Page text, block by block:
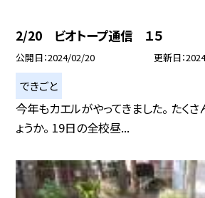
2/20 ビオトープ通信 １５
公開日 2024/02/20 更新日
できごと
今年もカエルがやってきました。 たく
ょうか。 19日の全校昼...